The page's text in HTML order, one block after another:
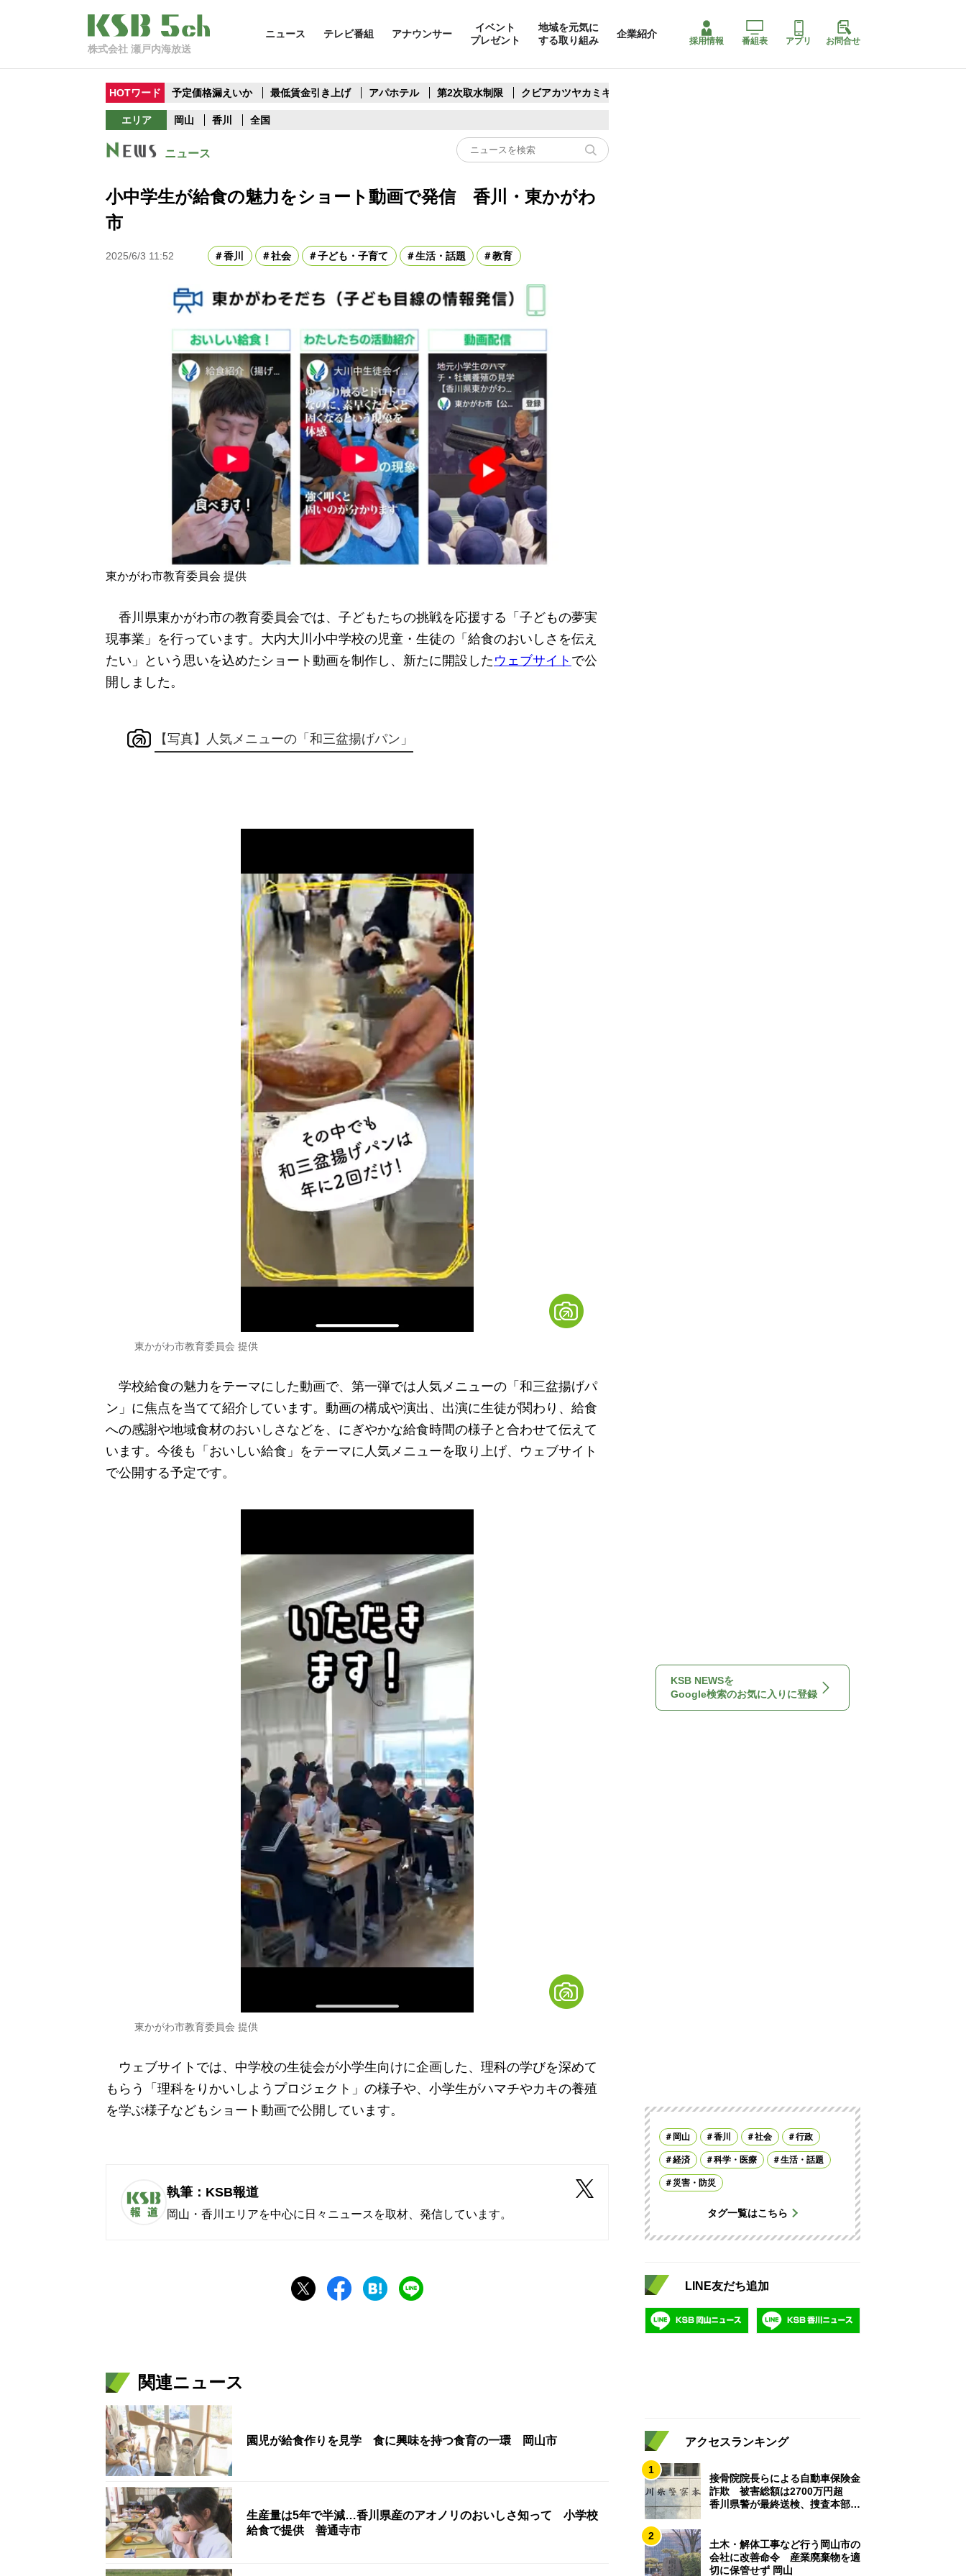
株式会社 瀬戸内海放送
ニュース テレビ番組 アナウンサー
イベント
プレゼント
地域を元気に
する取り組み
企業紹介
採用情報 番組表 アプリ お問合せ
HOTワード 予定価格漏えいか 最低賃金引き上げ アパホテル 第2次取水制限 クビアカツヤカミキリ
エリア 岡山 香川 全国
ニュース
小中学生が給食の魅力をショート動画で発信 香川・東かがわ
市
2025/6/3 11:52 香川 社会 子ども・子育て 生活・話題 教育
東かがわ市教育委員会 提供
香川県東かがわ市の教育委員会では、子どもたちの挑戦を応援する「子どもの夢実
現事業」を行っています。大内大川小中学校の児童・生徒の「給食のおいしさを伝え
たい」という思いを込めたショート動画を制作し、新たに開設した ウェブサイト で公
開しました。
【写真】人気メニューの「和三盆揚げパン」
東かがわ市教育委員会 提供
学校給食の魅力をテーマにした動画で、第一弾では人気メニューの「和三盆揚げパ
ン」に焦点を当てて紹介しています。動画の構成や演出、出演に生徒が関わり、給食
への感謝や地域食材のおいしさなどを、にぎやかな給食時間の様子と合わせて伝えて
います。今後も「おいしい給食」をテーマに人気メニューを取り上げ、ウェブサイト
で公開する予定です。
東かがわ市教育委員会 提供
ウェブサイトでは、中学校の生徒会が小学生向けに企画した、理科の学びを深めて
もらう「理科をりかいしようプロジェクト」の様子や、小学生がハマチやカキの養殖
を学ぶ様子などもショート動画で公開しています。
執筆：KSB報道
岡山・香川エリアを中心に日々ニュースを取材、発信しています。
関連ニュース
園児が給食作りを見学 食に興味を持つ食育の一環 岡山市
生産量は5年で半減…香川県産のアオノリのおいしさ知って 小学校
給食で提供 善通寺市
KSB NEWSを
Google検索のお気に入りに登録
岡山 香川 社会 行政
経済 科学・医療 生活・話題
災害・防災
タグ一覧はこちら
LINE友だち追加
アクセスランキング
1
接骨院院長らによる自動車保険金
詐欺 被害総額は2700万円超
香川県警が最終送検、捜査本部解
2
土木・解体工事など行う岡山市の
会社に改善命令 産業廃棄物を適
切に保管せず 岡山